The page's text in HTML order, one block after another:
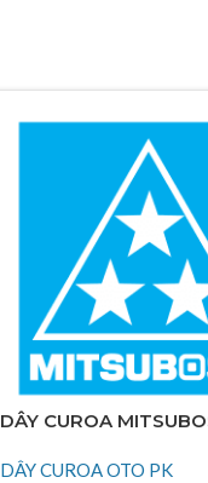
DÂY CUROA
DÂY CUROA OTO PK